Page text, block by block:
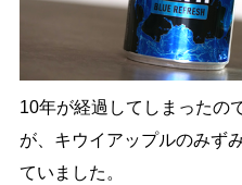
10年が経過してしまったの
が、キウイアップルのみず
ていました。